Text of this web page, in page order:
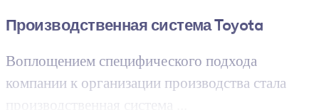
Производственная система Toyota
Воплощением специфического подхода
компании к организации производства стала